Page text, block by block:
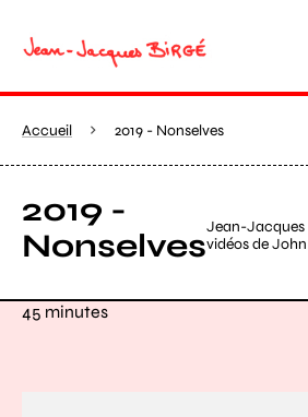
Accueil 2019 - Nonselves
2019 -
NonselvesJean-Jacques
vidéos de
45 minutes